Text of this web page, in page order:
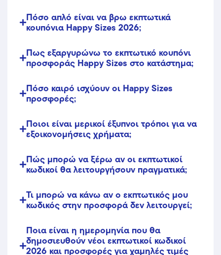
Πόσο απλό είναι να βρω εκπτωτικά
κουπόνια Happy Sizes 2026;
Πως εξαργυρώνω το εκπτωτικό κουπόνι
προσφοράς Happy Sizes στο κατάστημα;
Πόσο καιρό ισχύουν οι Happy Sizes
προσφορές;
Ποιοι είναι μερικοί έξυπνοι τρόποι για να
εξοικονομήσεις χρήματα;
Πώς μπορώ να ξέρω αν οι εκπτωτικοί
κωδικοί θα λειτουργήσουν πραγματικά;
Τι μπορώ να κάνω αν ο εκπτωτικός μου
κωδικός στην προσφορά δεν λειτουργεί;
Ποια είναι η ημερομηνία που θα
δημοσιευθούν νέοι εκπτωτικοί κωδικοί
2026 και προσφορές για χαμηλές τιμές